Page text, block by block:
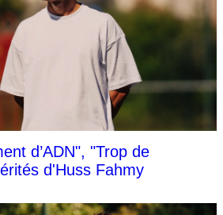
d’ADN", "Trop de
d'Huss Fahmy